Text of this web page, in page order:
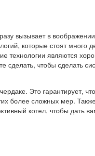
вызывает в воображении
которые стоят много
технологии являются
сделать, чтобы сделать
Это гарантирует,
более сложных мер.
котел, чтобы дать